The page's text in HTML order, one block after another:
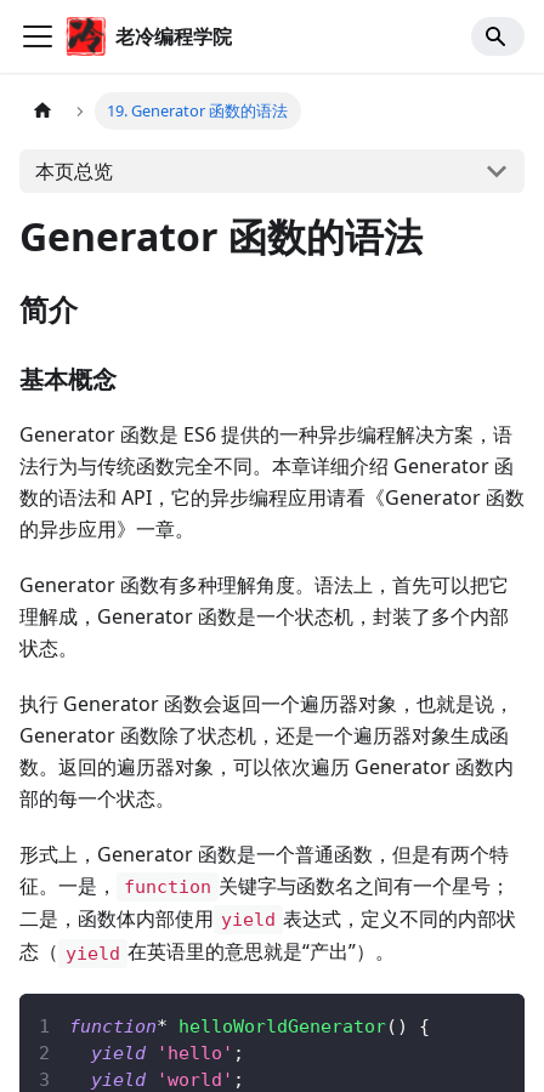
老冷编程学院
19. Generator 函数的语法
本页总览
Generator 函数的语法
简介
基本概念
Generator 函数是 ES6 提供的一种异步编程解决方案，语
法行为与传统函数完全不同。本章详细介绍 Generator 函
数的语法和 API，它的异步编程应用请看《Generator 函数
的异步应用》一章。
Generator 函数有多种理解角度。语法上，首先可以把它
理解成，Generator 函数是一个状态机，封装了多个内部
状态。
执行 Generator 函数会返回一个遍历器对象，也就是说，
Generator 函数除了状态机，还是一个遍历器对象生成函
数。返回的遍历器对象，可以依次遍历 Generator 函数内
部的每一个状态。
形式上，Generator 函数是一个普通函数，但是有两个特
征。一是，
function 关键字与函数名之间有一个星号；
二是，函数体内部使用 yield 表达式，定义不同的内部状
态（ yield 在英语里的意思就是“产出”）。
function* helloWorldGenerator( )
{
yield
'hello' ;
yield
'world' ;